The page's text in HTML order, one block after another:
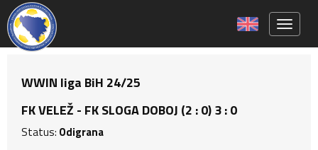
WWIN liga BiH 24/25
FK VELEŽ - FK SLOGA DOBOJ (2 : 0) 3 : 0
Status: Odigrana